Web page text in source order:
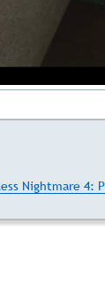
Nightmare 4: